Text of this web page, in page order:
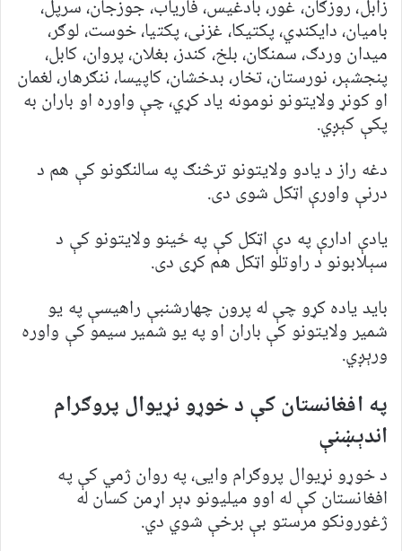
زابل، روزګان، غور، بادغیس، فاریاب، جوزجان، سرپل،
بامیان، دایکنډي، پکتیکا، غزنی، پکتیا، خوست، لوګر،
میدان وردګ، سمنګان، بلخ، کندز، بغلان، پروان، کابل،
پنجشېر، نورستان، تخار، بدخشان، کاپیسا، ننګرهار، لغمان
او کونړ ولايتونو نومونه یاد کړي، چې واوره او باران به
پکې کېږي.
دغه راز د یادو ولایتونو ترڅنګ په سالنګونو کې هم د
درنې واورې اټکل شوی دی.
یادې ادارې په دې اټکل کې په ځینو ولایتونو کې د
سېلابونو د راوتلو اټکل هم کړی دی.
باید یاده کړو چې له پرون چهارشنبې راهیسې په یو
شمیر ولایتونو کې باران او په یو شمیر سیمو کې واوره
ورېږي.
په افغانستان کې د خوړو نړیوال پروګرام
اندېښنې
د خوړو نړیوال پروګرام وایی، په روان ژمي کې په
افغانستان کې له اوو میلیونو ډېر اړمن کسان له
ژغورونکو مرستو بې برخې شوي دي.